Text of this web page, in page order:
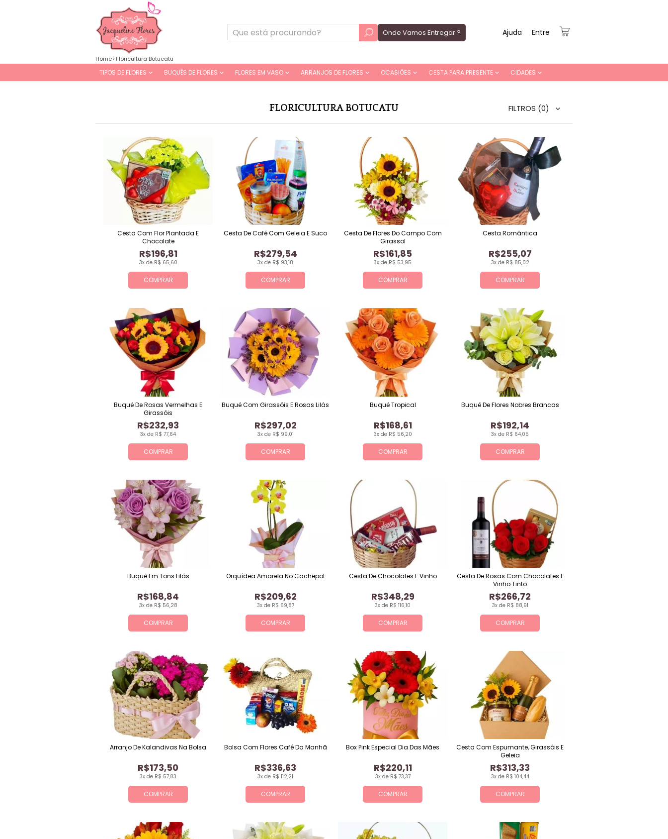
Onde Vamos Entregar ? Entre
Ajuda
TIPOS DE FLORES BUQUÊS DE FLORES FLORES EM VASO ARRANJOS DE FLORES OCASIÕES CESTA PARA PRESENTE CIDADES
Home Floricultura Botucatu
FLORICULTURA BOTUCATU FILTROS (0)
COMPRAR
3x de R$ 65,60
R$196,81
Cesta Com Flor Plantada E
Chocolate
COMPRAR
3x de R$ 93,18
R$279,54
Cesta De Café Com Geleia E Suco
COMPRAR
3x de R$ 53,95
R$161,85
Cesta De Flores Do Campo Com
Girassol
COMPRAR
3x de R$ 85,02
R$255,07
Cesta Romântica
COMPRAR
3x de R$ 77,64
R$232,93
Buquê De Rosas Vermelhas E
Girassóis
COMPRAR
3x de R$ 99,01
R$297,02
Buquê Com Girassóis E Rosas Lilás
COMPRAR
3x de R$ 56,20
R$168,61
Buquê Tropical
COMPRAR
3x de R$ 64,05
R$192,14
Buquê De Flores Nobres Brancas
COMPRAR
3x de R$ 56,28
R$168,84
Buquê Em Tons Lilás
COMPRAR
3x de R$ 69,87
R$209,62
Orquídea Amarela No Cachepot
COMPRAR
3x de R$ 116,10
R$348,29
Cesta De Chocolates E Vinho
COMPRAR
3x de R$ 88,91
R$266,72
Cesta De Rosas Com Chocolates E
Vinho Tinto
COMPRAR
3x de R$ 57,83
R$173,50
Arranjo De Kalandivas Na Bolsa
COMPRAR
3x de R$ 112,21
R$336,63
Bolsa Com Flores Café Da Manhã
COMPRAR
3x de R$ 73,37
R$220,11
Box Pink Especial Dia Das Mães
COMPRAR
3x de R$ 104,44
R$313,33
Cesta Com Espumante, Girassóis E
Geleia